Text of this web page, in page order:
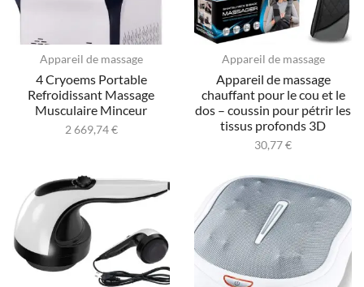
Appareil de massage
4 Cryoems Portable
Refroidissant Massage
Musculaire Minceur
2 669,74€
Appareil de massage
Appareil de massage
chauffant pour le cou et le
dos – coussin pour pétrir les
tissus profonds 3D
30,77€